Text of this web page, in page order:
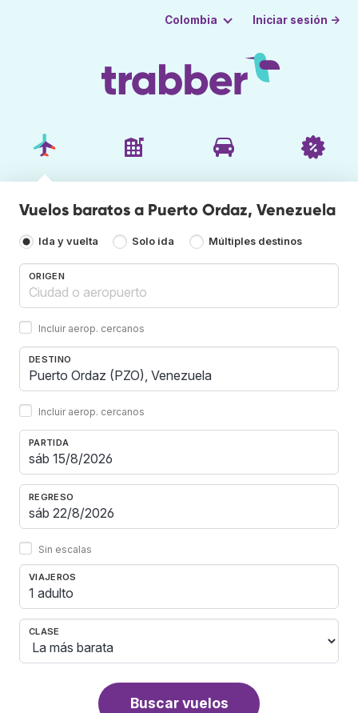
Colombia Iniciar sesión →
Vuelos baratos a Puerto Ordaz, Venezuela
Ida y vuelta Solo ida Múltiples destinos
ORIGEN
Incluir aerop. cercanos
DESTINO
Incluir aerop. cercanos
PARTIDA
REGRESO
Sin escalas
VIAJEROS
1 adulto
CLASE
Buscar vuelos